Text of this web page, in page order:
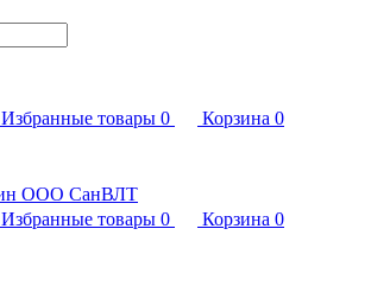
Избранные товары 0 Корзина 0
Избранные товары 0 Корзина 0